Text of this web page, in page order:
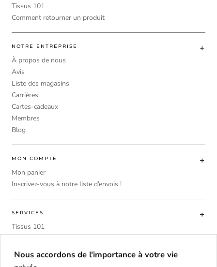
Tissus 101
Comment retourner un produit
NOTRE ENTREPRISE
À propos de nous
Avis
Liste des magasins
Carrières
Cartes-cadeaux
Membres
Blog
MON COMPTE
Mon panier
Inscrivez-vous à notre liste d’envois !
SERVICES
Tissus 101
Calculatrice de tissu
Nous accordons de l'importance à votre vie